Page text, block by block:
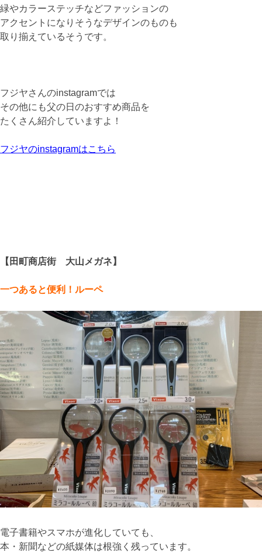
緑やカラーステッチなどファッションの
アクセントになりそうなデザインのものも
取り揃えているそうです。
フジヤさんのinstagramでは
その他にも父の日のおすすめ商品を
たくさん紹介していますよ！
フジヤのinstagramはこちら
【田町商店街 大山メガネ】
一つあると便利！ルーペ
電子書籍やスマホが進化していても、
本・新聞などの紙媒体は根強く残っています。